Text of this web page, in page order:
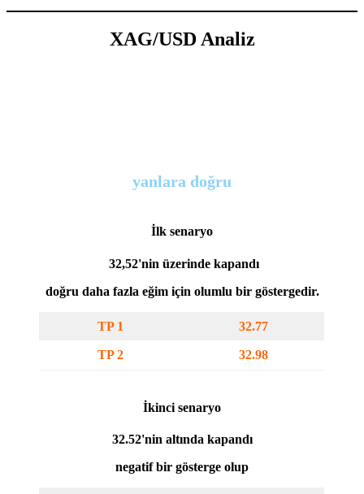
XAG/USD Analiz
yanlara doğru
İlk senaryo
32,52'nin üzerinde kapandı
doğru daha fazla eğim için olumlu bir göstergedir.
TP 1 32.77
TP 2 32.98
İkinci senaryo
32.52'nin altında kapandı
negatif bir gösterge olup